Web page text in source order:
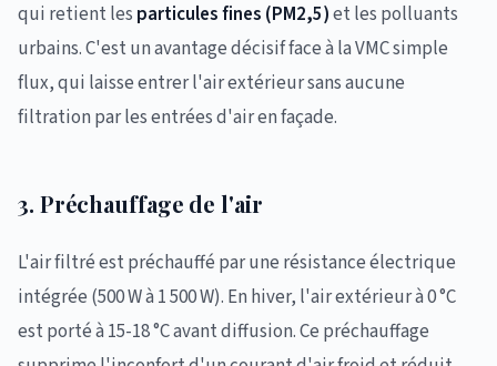
qui retient les particules fines (PM2,5)et les polluants
urbains. C'est un avantage décisif face à la VMC simple
flux, qui laisse entrer l'air extérieur sans aucune
filtration par les entrées d'air en façade.
3. Préchauffage de l'air
L'air filtré est préchauffé par une résistance électrique
intégrée (500 W à 1 500 W). En hiver, l'air extérieur à 0 °C
est porté à 15-18 °C avant diffusion. Ce préchauffage